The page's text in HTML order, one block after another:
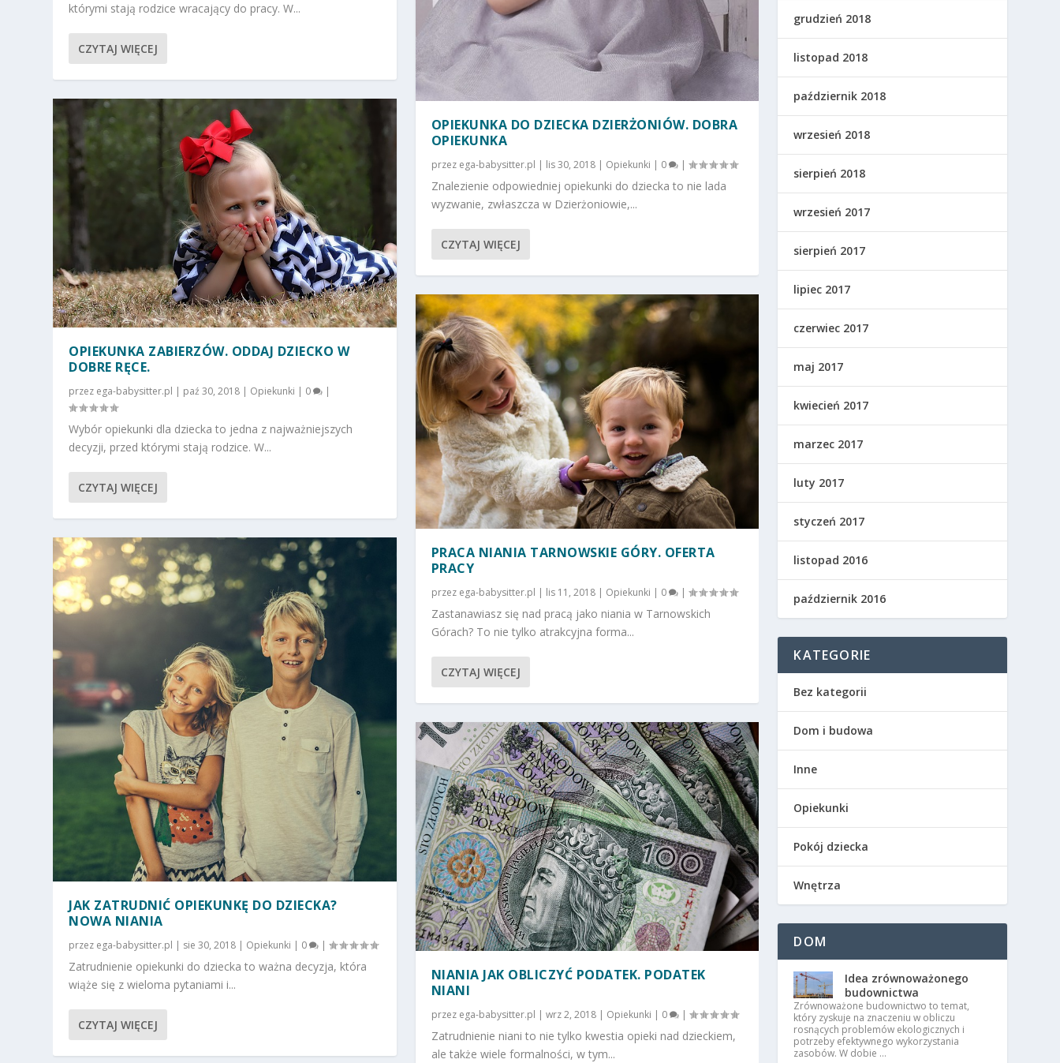
którymi stają rodzice wracający do pracy. W...
CZYTAJ WIĘCEJ
OPIEKUNKA ZABIERZÓW. ODDAJ DZIECKO W
DOBRE RĘCE.
przez ega-babysitter.pl | paź 30, 2018 | Opiekunki | 0 |
Wybór opiekunki dla dziecka to jedna z najważniejszych
decyzji, przed którymi stają rodzice. W...
CZYTAJ WIĘCEJ
JAK ZATRUDNIĆ OPIEKUNKĘ DO DZIECKA?
NOWA NIANIA
przez ega-babysitter.pl | sie 30, 2018 | Opiekunki | 0 |
Zatrudnienie opiekunki do dziecka to ważna decyzja, która
wiąże się z wieloma pytaniami i...
CZYTAJ WIĘCEJ
OPIEKUNKA DO DZIECKA DZIERŻONIÓW. DOBRA
OPIEKUNKA
przez ega-babysitter.pl | lis 30, 2018| Opiekunki | 0 |
Znalezienie odpowiedniej opiekunki do dziecka to nie lada
wyzwanie, zwłaszcza w Dzierżoniowie,...
CZYTAJ WIĘCEJ
PRACA NIANIA TARNOWSKIE GÓRY. OFERTA
PRACY
przez ega-babysitter.pl | lis 11, 2018| Opiekunki | 0 |
Zastanawiasz się nad pracą jako niania w Tarnowskich
Górach? To nie tylko atrakcyjna forma...
CZYTAJ WIĘCEJ
NIANIA JAK OBLICZYĆ PODATEK. PODATEK
NIANI
przez ega-babysitter.pl | wrz 2, 2018| Opiekunki | 0 |
Zatrudnienie niani to nie tylko kwestia opieki nad dzieckiem,
ale także wiele formalności, w tym...
grudzień 2018
listopad 2018
październik 2018
wrzesień 2018
sierpień 2018
wrzesień 2017
sierpień 2017
lipiec 2017
czerwiec 2017
maj 2017
kwiecień 2017
marzec 2017
luty 2017
styczeń 2017
listopad 2016
październik 2016
KATEGORIE
Bez kategorii
Dom i budowa
Inne
Opiekunki
Pokój dziecka
Wnętrza
DOM
Idea zrównoważonego
budownictwa
Zrównoważone budownictwo to temat,
który zyskuje na znaczeniu w obliczu
rosnących problemów ekologicznych i
potrzeby efektywnego wykorzystania
zasobów. W dobie …